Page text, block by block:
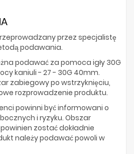
przez specjalistę
podawania.
podawać za pomoca igły 30G
kaniuli - 27 - 30G 40mm.
zabiegowy po wstrzyknięciu,
rozprowadzenie produktu.
powinni być informowani o
i ryzyku. Obszar
zostać dokładnie
należy podawać powoli w